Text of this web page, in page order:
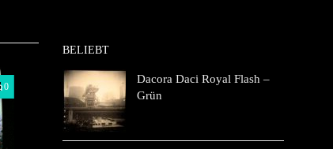
0
BELIEBT
Dacora Daci Royal Flash –
Grün